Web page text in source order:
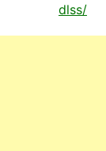
dlss/